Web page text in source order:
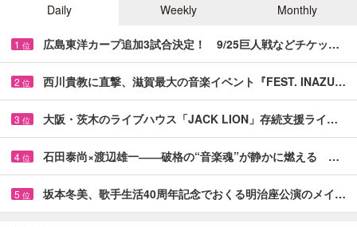
Daily
Weekly Monthly
1 位 広島東洋カープ追加3試合決定！ 9/25巨人戦などチケッ…
2 位 西川貴教に直撃、滋賀最大の音楽イベント『FEST. INAZU…
3 位 大阪・茨木のライブハウス「JACK LION」存続支援ライ…
4 位 石田泰尚×渡辺雄一――破格の“音楽魂”が静かに燃える …
5 位 坂本冬美、歌手生活40周年記念でおくる明治座公演のメイ…